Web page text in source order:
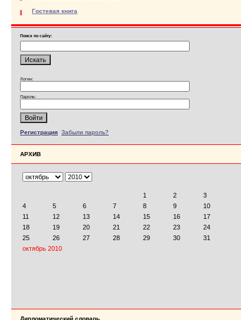
Гостевая книга
Поиск по сайту:
Логин:
Пароль:
Регистрация Забыли пароль?
АРХИВ
Дипломатический словарь